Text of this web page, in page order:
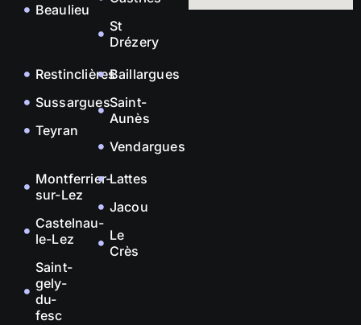
Beaulieu
St
Drézery
Restinclières
Sussargues
Teyran
Baillargues
Saint-
Aunès
Vendargues
Montferrier-
sur-Lez
Castelnau-
le-Lez
Saint-
gely-
du-
fesc
Lattes
Jacou
Le
Crès